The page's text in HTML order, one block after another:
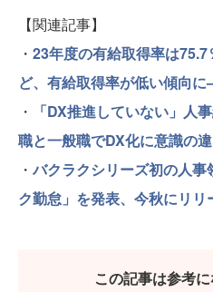
【関連記事】
・ 23年度の有給取得率は
ど、有給取得率が低い傾向
・
「DX推進していない」
職と一般職でDX化に意識の
・バクラクシリーズ初の人
ク勤怠」を発表、今秋にリ
この記事は参考